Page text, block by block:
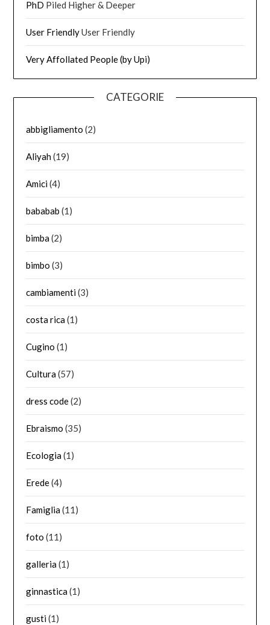
PhD Piled Higher & Deeper
User FriendlyUser Friendly
Very Affollated People (by Upi)
CATEGORIE
abbigliamento (2)
Aliyah(19)
Amici(4)
bababab (1)
bimba(2)
bimbo (3)
cambiamenti(3)
costa rica(1)
Cugino (1)
Cultura(57)
dress code(2)
Ebraismo (35)
Ecologia(1)
Erede(4)
Famiglia(11)
foto (11)
galleria(1)
ginnastica(1)
gusti(1)